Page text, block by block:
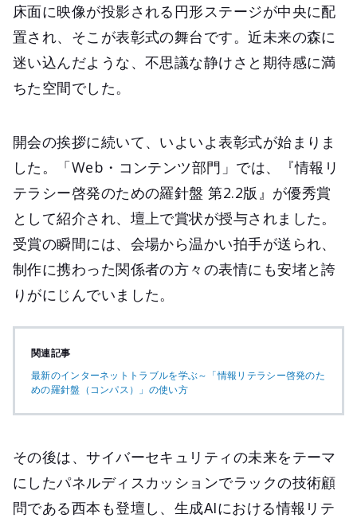
床面に映像が投影される円形ステージが中央に配
置され、そこが表彰式の舞台です。近未来の森に
迷い込んだような、不思議な静けさと期待感に満
ちた空間でした。
開会の挨拶に続いて、いよいよ表彰式が始まりま
した。「Web・コンテンツ部門」では、『情報リ
テラシー啓発のための羅針盤 第2.2版』が優秀賞
として紹介され、壇上で賞状が授与されました。
受賞の瞬間には、会場から温かい拍手が送られ、
制作に携わった関係者の方々の表情にも安堵と誇
りがにじんでいました。
関連記事
最新のインターネットトラブルを学ぶ～「情報リテラシー啓発のた
めの羅針盤（コンパス）」の使い方
その後は、サイバーセキュリティの未来をテーマ
にしたパネルディスカッションでラックの技術顧
問である西本も登壇し、生成AIにおける情報リテ